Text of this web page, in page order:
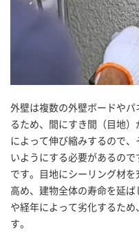
外壁は複数の外壁ボードや
るため、間にすき間（目地
によって伸び縮みするので
いようにする必要があるの
です。目地にシーリング材
高め、建物全体の寿命を延
や経年によって劣化するた
す。